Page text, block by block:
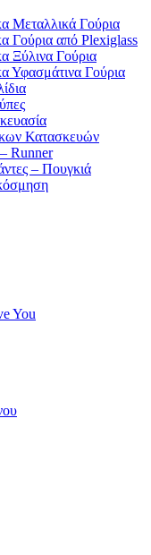
Μεταλλικά Γούρια
Γούρια από Plexiglass
Ξύλινα Γούρια
Υφασμάτινα Γούρια
Κατασκευών
Runner
– Πουγκιά
You